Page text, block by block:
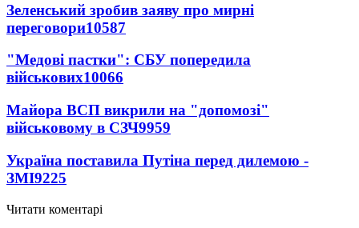
Зеленський зробив заяву про мирні
переговори10587
"Медові пастки": СБУ попередила
військових10066
Майора ВСП викрили на "допомозі"
військовому в СЗЧ9959
Україна поставила Путіна перед дилемою -
ЗМІ9225
Читати коментарі